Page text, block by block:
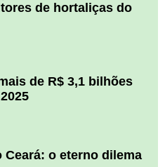
de hortaliças do
de R$ 3,1 bilhões
o eterno dilema